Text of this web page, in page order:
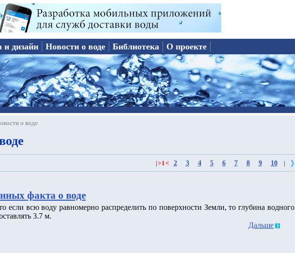
и дизайн Новости о воде Библиотека О проекте
о воде
>1< 2 3 4 5 6 7 8 9 10
факта о воде
если всю воду равномерно распределить по поверхности Земли, то глубина водного
3.7 м.
Дальше